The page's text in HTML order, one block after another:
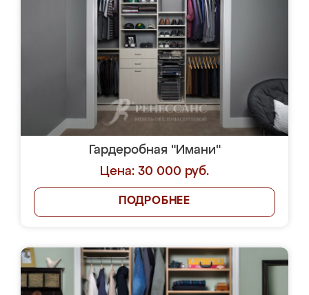
Гардеробная "Имани"
Цена: 30 000 руб.
ПОДРОБНЕЕ